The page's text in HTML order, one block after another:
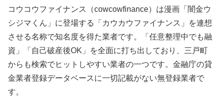
コウコウファイナンス（cowcowfinance）は漫画「闇金ウ
シジマくん」に登場する「カウカウファイナンス」を連想
させる名称で知名度を得た業者です。「任意整理中でも融
資」「自己破産後OK」を全面に打ち出しており、三戸町
からも検索でヒットしやすい業者の一つです。金融庁の貸
金業者登録データベースに一切記載がない無登録業者で
す。